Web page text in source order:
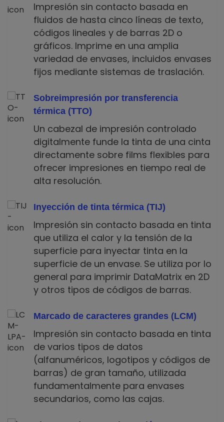
Impresión sin contacto basada en
fluidos de hasta cinco líneas de texto,
códigos lineales y de barras 2D o
gráficos. Imprime en una amplia
variedad de envases, incluidos envases
fijos mediante sistemas de traslación.
Sobreimpresión por transferencia
térmica (TTO)
Un cabezal de impresión controlado
digitalmente funde la tinta de una cinta
directamente sobre films flexibles para
ofrecer impresiones en tiempo real de
alta resolución.
Inyección de tinta térmica (TIJ)
Impresión sin contacto basada en tinta
que utiliza el calor y la tensión de la
superficie para inyectar tinta en la
superficie de un envase. Se utiliza por lo
general para imprimir DataMatrix en 2D
y otros tipos de códigos de barras.
Marcado de caracteres grandes (LCM)
Impresión sin contacto basada en tinta
de varios tipos de datos
(alfanuméricos, logotipos y códigos de
barras) de gran tamaño, utilizada
fundamentalmente para envases
secundarios, como las cajas.